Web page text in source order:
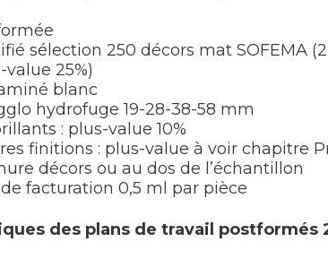
sélection 250 décors mat SOFEMA
25%)
blanc
hydrofuge 19-28-38-58 mm
: plus-value 10%
finitions : plus-value à voir chapitre
décors ou au dos de l’échantillon
facturation 0,5 ml par pièce
des plans de travail postformés